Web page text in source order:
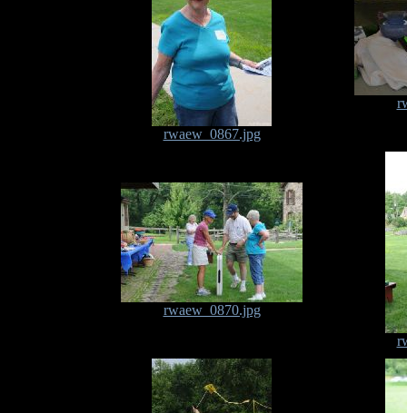
rwaew_0867.jpg
rwaew_0870.jpg